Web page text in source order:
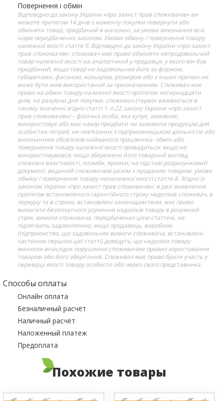
Повернення і обмін
Відповідно до закону України «про захист прав споживачів» ви
можете протягом 14 днів з моменту покупки повернути або
обміняти товар, придбаний в магазині, за умови виконання всіх
норм передбачених законом. Умови обміну / повернення товару
належної якості стаття 9. Відповідно до закону України «про захист
прав споживачів»: споживач має право обміняти непродовольчий
товар належної якості на аналогічний у продавця, у якого він був
придбаний, якщо товар не задовольнив його за формою,
габаритами, фасоном, кольором, розміром або з інших причин не
може бути ним використаний за призначенням. Споживач має
право на обмін товару належної якості протягом чотирнадцяти
днів, не рахуючи дня покупки. споживач (термін вживається в
такому значенні згідно статті 1. п.22 закону України «про захист
прав споживачів») – фізична особа, яка купує, замовляє,
використовує або має намір придбати чи замовити продукцію для
особистих потреб, не пов’язаних з підприємницькою діяльністю або
виконанням обов’язків найманого працівника. обмін або
повернення товару належної якості провадиться: якщо не
використовувався; якщо збережено його товарний вигляд,
споживчі властивості, пломби, ярлики; на підставі розрахунковий
документ, виданий споживачеві разом з проданим товаром. умови
обміну / повернення товару неналежної якості стаття 8. Згідно із
законом України «про захист прав споживачів»: в разі виявлення
протягом встановленого гарантійного строку недоліків споживач, в
порядку та в строки, встановлені законодавством, має право
вимагати безоплатного усунення недоліків товару в розумний
строк. вимоги споживача, передбачених цією статтею, не
підлягають задоволенню, якщо продавець, виробник
(підприємство, що задовольняє вимоги споживача, встановлені
частиною першою цієї статті) доведуть, що недоліки товару
виникли внаслідок порушення споживачем правил користування
товаром або його зберігання. Споживач має право брати участь у
перевірці якості товару особисто або через свого представника.
Способы оплаты
Онлайн оплата
Безналичный расчёт
Наличный расчёт
Наложенный платеж
Предоплата
Похожие товары